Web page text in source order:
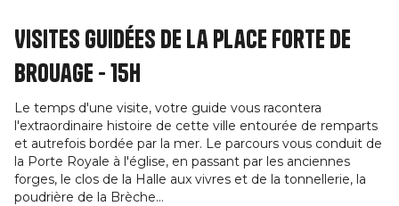
Visites guidées de la place forte de
Brouage - 15h
Le temps d'une visite, votre guide vous racontera
l'extraordinaire histoire de cette ville entourée de remparts
et autrefois bordée par la mer. Le parcours vous conduit de
la Porte Royale à l'église, en passant par les anciennes
forges, le clos de la Halle aux vivres et de la tonnellerie, la
poudrière de la Brèche...